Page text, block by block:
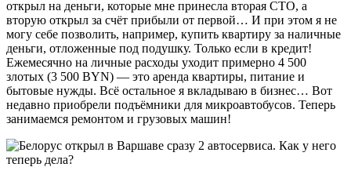
открыл на деньги, которые мне принесла вторая СТО, а
вторую открыл за счёт прибыли от первой… И при этом я не
могу себе позволить, например, купить квартиру за наличные
деньги, отложенные под подушку. Только если в кредит!
Ежемесячно на личные расходы уходит примерно 4 500
злотых (3 500 BYN) — это аренда квартиры, питание и
бытовые нужды. Всё остальное я вкладываю в бизнес… Вот
недавно приобрели подъёмники для микроавтобусов. Теперь
занимаемся ремонтом и грузовых машин!